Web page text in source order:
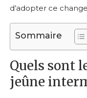
d’adopter ce
Sommaire
Quels sont
jeûne